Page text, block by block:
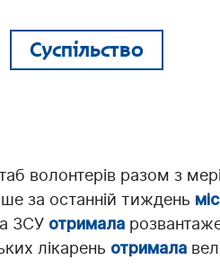
Суспільство
волонтерів разом з
за останній тиждень
ЗСУ отримала
лікарень отримала